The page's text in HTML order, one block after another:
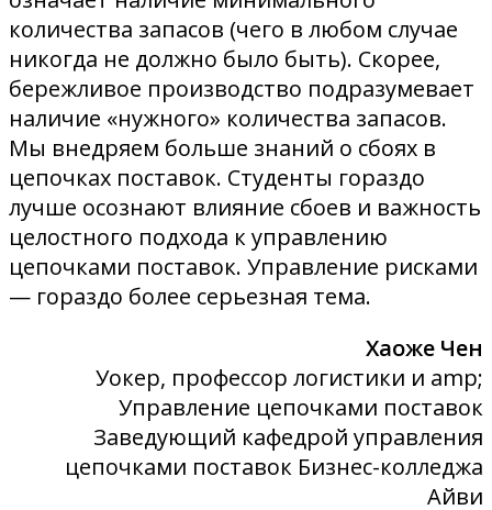
количества запасов (чего в любом случае
никогда не должно было быть). Скорее,
бережливое производство подразумевает
наличие «нужного» количества запасов.
Мы внедряем больше знаний о сбоях в
цепочках поставок. Студенты гораздо
лучше осознают влияние сбоев и важность
целостного подхода к управлению
цепочками поставок. Управление рисками
— гораздо более серьезная тема.
Хаоже Чен
Уокер, профессор логистики и amp;
Управление цепочками поставок
Заведующий кафедрой управления
цепочками поставок Бизнес-колледжа
Айви